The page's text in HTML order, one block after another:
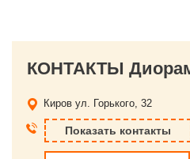
Киров ул. Горького, 32
Показать контакты